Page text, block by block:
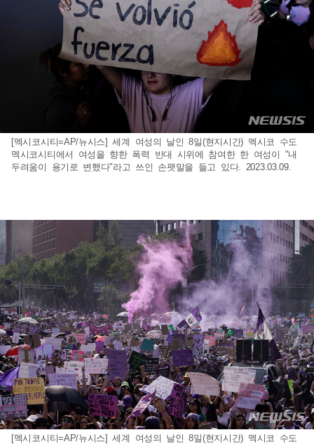
[멕시코시티=AP/뉴시스] 세계 여성의 날인 8일(현지시간) 멕시코 수도
멕시코시티에서 여성을 향한 폭력 반대 시위에 참여한 한 여성이 "내
두려움이 용기로 변했다"라고 쓰인 손팻말을 들고 있다. 2023.03.09.
[멕시코시티=AP/뉴시스] 세계 여성의 날인 8일(현지시간) 멕시코 수도